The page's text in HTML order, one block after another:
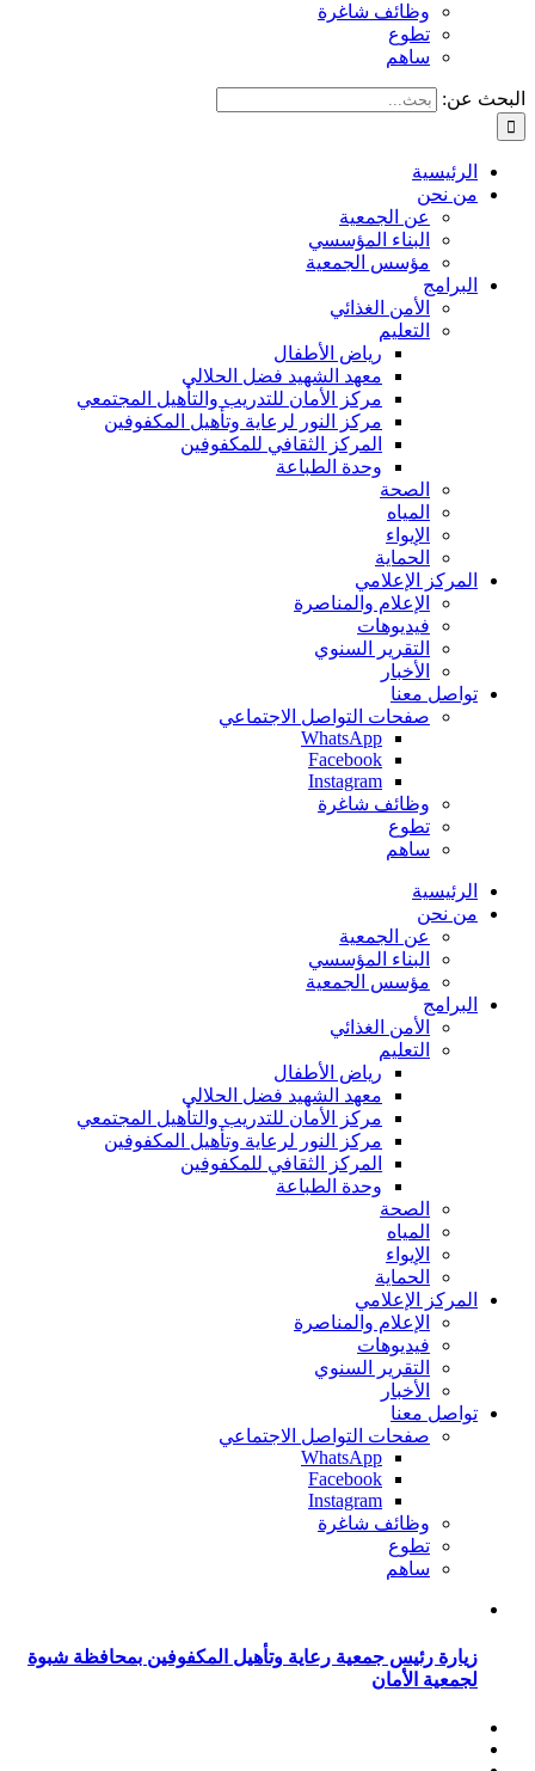
وظائف شاغرة
تطوع
ساهم
البحث عن:
الرئيسية
من نحن
عن الجمعية
البناء المؤسسي
مؤسس الجمعية
البرامج
الأمن الغذائي
التعليم
رياض الأطفال
معهد الشهيد فضل الحلالي
مركز الأمان للتدريب والتأهيل المجتمعي
مركز النور لرعاية وتأهيل المكفوفين
المركز الثقافي للمكفوفين
وحدة الطباعة
الصحة
المياه
الإيواء
الحماية
المركز الإعلامي
الإعلام والمناصرة
فيديوهات
التقرير السنوي
الأخبار
تواصل معنا
صفحات التواصل الاجتماعي
WhatsApp
Facebook
Instagram
وظائف شاغرة
تطوع
ساهم
الرئيسية
من نحن
عن الجمعية
البناء المؤسسي
مؤسس الجمعية
البرامج
الأمن الغذائي
التعليم
رياض الأطفال
معهد الشهيد فضل الحلالي
مركز الأمان للتدريب والتأهيل المجتمعي
مركز النور لرعاية وتأهيل المكفوفين
المركز الثقافي للمكفوفين
وحدة الطباعة
الصحة
المياه
الإيواء
الحماية
المركز الإعلامي
الإعلام والمناصرة
فيديوهات
التقرير السنوي
الأخبار
تواصل معنا
صفحات التواصل الاجتماعي
WhatsApp
Facebook
Instagram
وظائف شاغرة
تطوع
ساهم
زيارة رئيس جمعية رعاية وتأهيل المكفوفين بمحافظة شبوة
لجمعية الأمان